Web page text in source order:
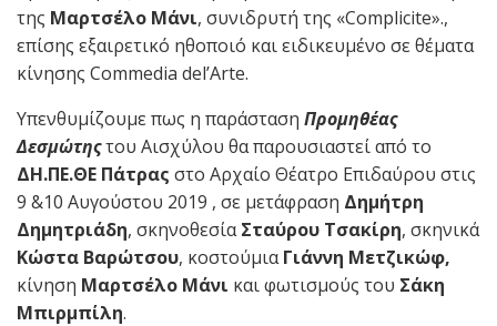
της Μαρτσέλο Μάνι, συνιδρυτή της «Complicite».,
επίσης εξαιρετικό ηθοποιό και ειδικευμένο σε θέματα
κίνησης Commedia del’Arte.
Υπενθυμίζουμε πως η παράσταση Προμηθέας
Δεσμώτηςτου Αισχύλου θα παρουσιαστεί από το
ΔΗ.ΠΕ.ΘΕ Πάτρας στο Αρχαίο Θέατρο Επιδαύρου στις
9 &10 Αυγούστου 2019 , σε μετάφραση Δημήτρη
Δημητριάδη, σκηνοθεσίαΣταύρου Τσακίρη, σκηνικά
Κώστα Βαρώτσου, κοστούμιαΓιάννη Μετζικώφ,
κίνηση Μαρτσέλο Μάνι και φωτισμούς του Σάκη
Μπιρμπίλη.